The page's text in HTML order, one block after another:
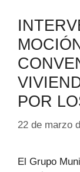
POR
22 de marzo
El Grupo